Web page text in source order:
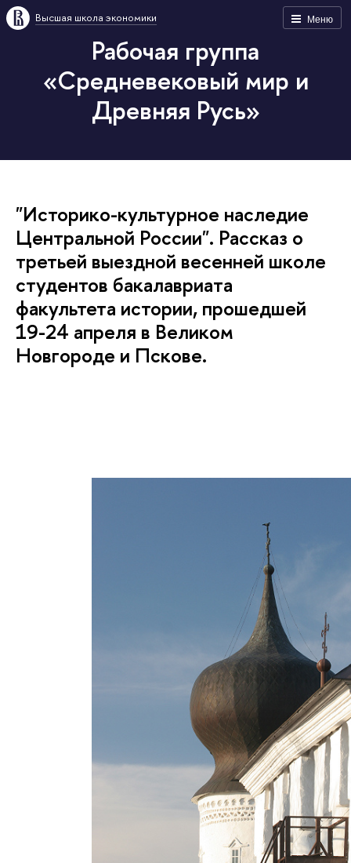
Меню
Высшая школа экономики
Рабочая группа
«Средневековый мир и
Древняя Русь»
"Историко-культурное наследие
Центральной России". Рассказ о
третьей выездной весенней школе
студентов бакалавриата
факультета истории, прошедшей
19-24 апреля в Великом
Новгороде и Пскове.